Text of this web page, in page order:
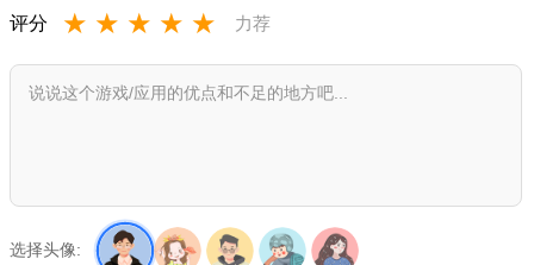
极速浏览：采用先进渲染技术，网页瞬间加载，流畅滚动。
安全保护：自动拦截恶意网站与危险下载，沙盒技术隔离每
个标签页。
评分 ★ ★ ★ ★ ★ 力荐
选择头像: